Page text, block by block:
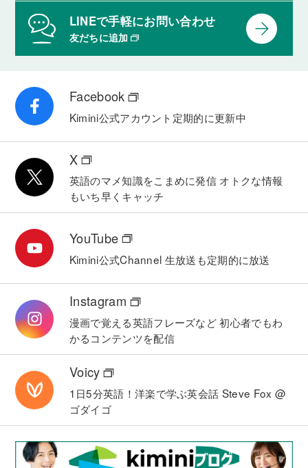
LINEで手軽にお問い合わせ
友だちに追加
Facebook
Kimini公式アカウント 定期的に更新中
X
英語のマメ知識をこまめに発信 オトクな情報
もいち早くキャッチ
YouTube
Kimini公式Channel 生放送も定期的に放送
Instagram
漫画で覚える英語フレーズなど初心者でもわ
かるコンテンツを配信
Voicy
1日5分英語！洋楽で学ぶ英会話 Steve Fox @
ゴダイゴ